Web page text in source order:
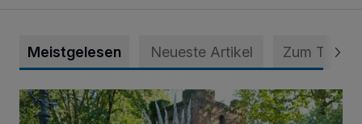
Meistgelesen Neueste Artikel Zum Thema
Krähen-Fee-Fantasy-Convention am 1. und 2. August in